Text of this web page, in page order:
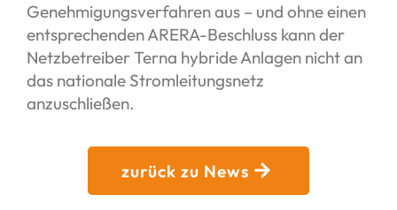
Genehmigungsverfahren aus – und ohne einen
entsprechenden ARERA-Beschluss kann der
Netzbetreiber Terna hybride Anlagen nicht an
das nationale Stromleitungsnetz
anzuschließen.
zurück zu News